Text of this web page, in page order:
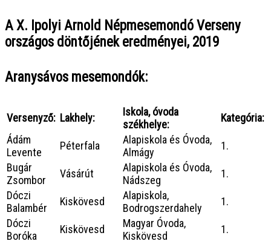
A X. Ipolyi Arnold Népmesemondó Verseny
országos döntőjének eredményei, 2019
Aranysávos mesemondók:
Versenyző: Lakhely:
Iskola, óvoda
székhelye:
Kategória:
Ádám
Levente
Péterfala
Alapiskola és Óvoda,
Almágy
1.
Bugár
Zsombor
Vásárút
Alapiskola és Óvoda,
Nádszeg
1.
Dóczi
Balambér
Kiskövesd
Alapiskola,
Bodrogszerdahely
1.
Dóczi
Boróka
Kiskövesd
Magyar Óvoda,
Kiskövesd
1.